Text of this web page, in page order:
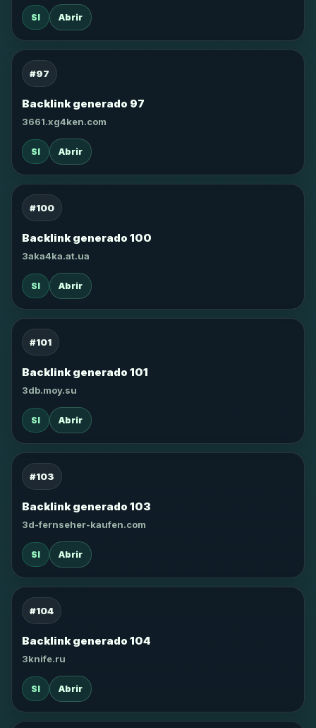
SI Abrir
#97
Backlink generado 97
3661.xg4ken.com
SI Abrir
#100
Backlink generado 100
3aka4ka.at.ua
SI Abrir
#101
Backlink generado 101
3db.moy.su
SI Abrir
#103
Backlink generado 103
3d-fernseher-kaufen.com
SI Abrir
#104
Backlink generado 104
3knife.ru
SI Abrir